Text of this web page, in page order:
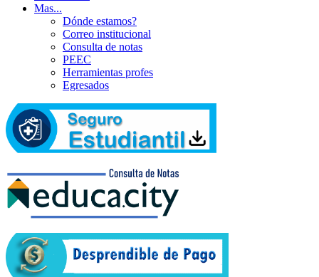
Mas...
Dónde estamos?
Correo institucional
Consulta de notas
PEEC
Herramientas profes
Egresados